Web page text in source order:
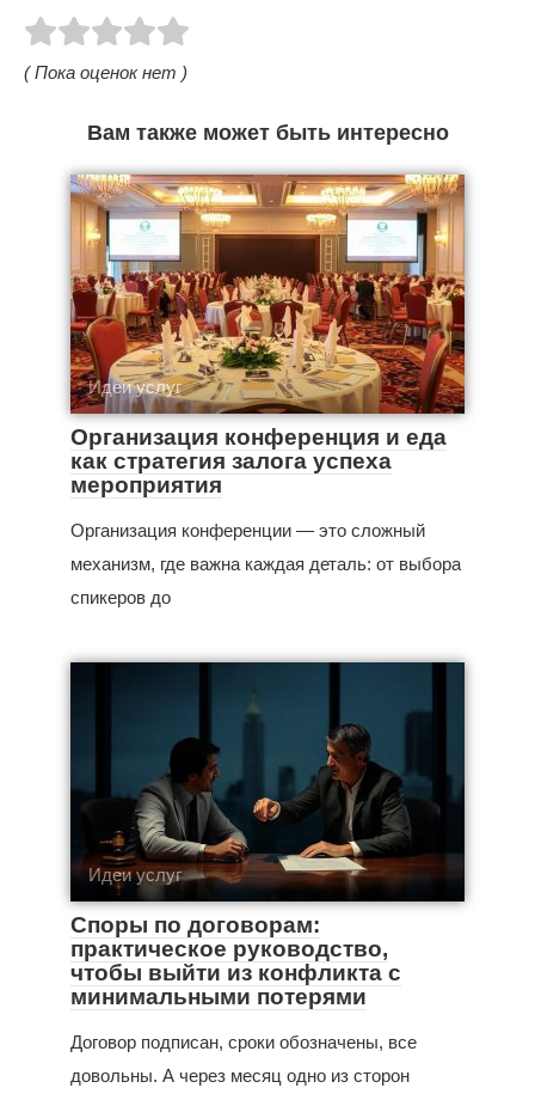
( Пока оценок нет )
Вам также может быть интересно
Идеи услуг
Организация конференция и еда
как стратегия залога успеха
мероприятия
Организация конференции — это сложный
механизм, где важна каждая деталь: от выбора
спикеров до
Идеи услуг
Споры по договорам:
практическое руководство,
чтобы выйти из конфликта с
минимальными потерями
Договор подписан, сроки обозначены, все
довольны. А через месяц одно из сторон